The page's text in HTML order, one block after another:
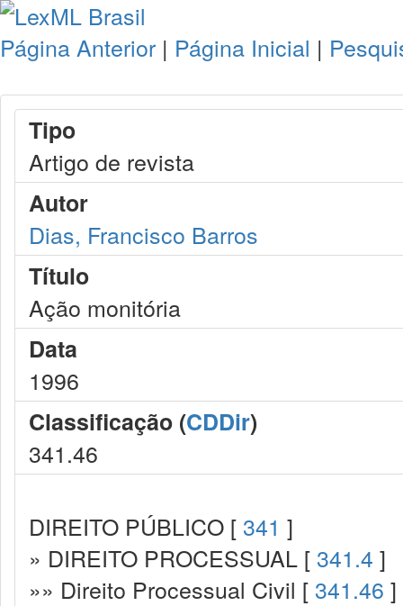
Página Anterior | Página Inicial |
Tipo
Artigo de revista
Autor
Dias, Francisco Barros
Título
Ação monitória
Data
1996
Classificação (CDDir)
341.46
DIREITO PÚBLICO [ 341 ]
» DIREITO PROCESSUAL [ 341.4 ]
»» Direito Processual Civil [ 341.46 ]